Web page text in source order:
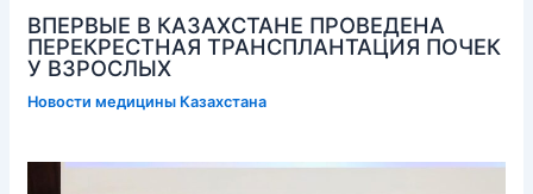
ВПЕРВЫЕ В КАЗАХСТАНЕ ПРОВЕДЕНА
ПЕРЕКРЕСТНАЯ ТРАНСПЛАНТАЦИЯ ПОЧЕК
У ВЗРОСЛЫХ
Новости медицины Казахстана